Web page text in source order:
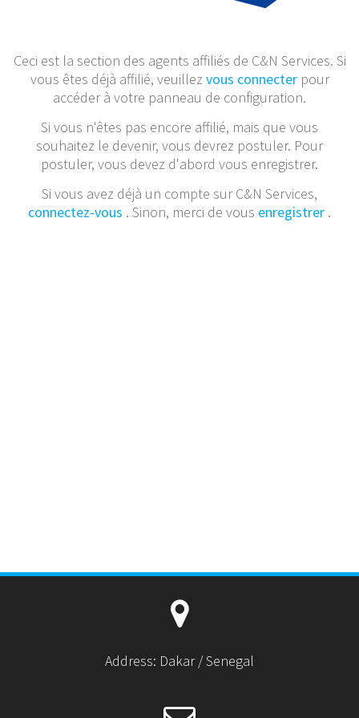
Ceci est la section des agents affiliés de C&N Services. Si
vous êtes déjà affilié, veuillez vous connecterpour
accéder à votre panneau de configuration.
Si vous n'êtes pas encore affilié, mais que vous
souhaitez le devenir, vous devrez postuler. Pour
postuler, vous devez d'abord vous enregistrer.
Si vous avez déjà un compte sur C&N Services,
connectez-vous . Sinon, merci de vous enregistrer .
Address: Dakar / Senegal